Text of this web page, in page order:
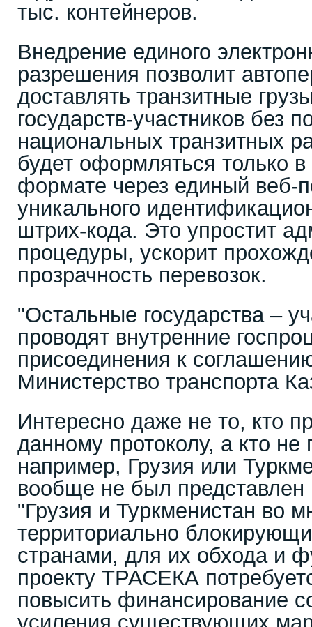
тыс. контейнеров.
Внедрение единого
разрешения позволит
доставлять транзитные
государств-участников без
национальных транзитных
будет оформляться только
формате через единый веб-
уникального
штрих-кода. Это упростит
процедуры, ускорит
прозрачность перевозок.
"Остальные государства –
проводят внутренние
присоединения к
Министерство транспорта
Интересно даже не то, кто
данному протоколу, а кто не
например, Грузия или
вообще не был представлен
"Грузия и Туркменистан во
территориально
странами, для их обхода и
проекту ТРАСЕКА
повысить финансирование